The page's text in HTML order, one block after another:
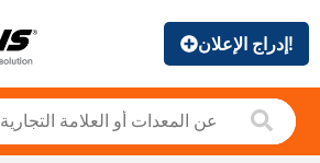
إدراج الإعلان!